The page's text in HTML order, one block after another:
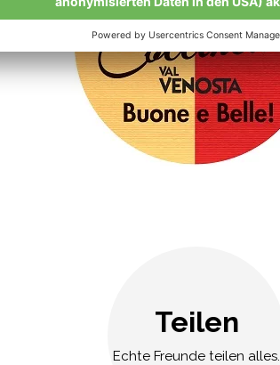
Teilen
Echte Freunde teilen alles.